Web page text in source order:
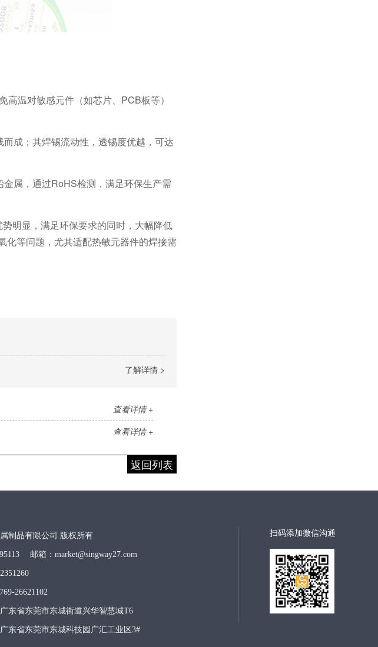
高温对敏感元件（如芯片、 PCB板等）
成；其焊锡流动性，透锡度优越，可达
金属，通过RoHS检测，满足环保生产需
势明显，满足环保要求的同时， 大幅降低
化等问题，尤其适配热敏元器件的焊接需
了解详情 >
查看详情 +
查看详情 +
返回列表
扫码添加微信沟通
制品有限公司 版权所有
邮箱：market@singway27.com
26621102
东省东莞市东城街道兴华智慧城T6
东省东莞市东城科技园广汇工业区3#